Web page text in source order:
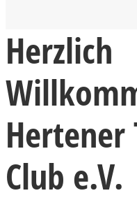
Herzlich
Hertener
Club e.V.